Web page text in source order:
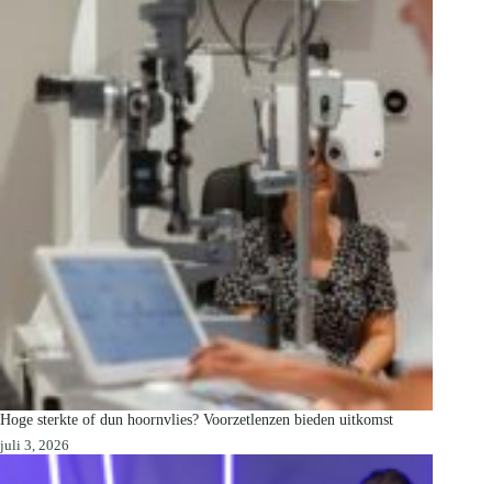
Hoge sterkte of dun hoornvlies? Voorzetlenzen bieden uitkomst
juli 3, 2026